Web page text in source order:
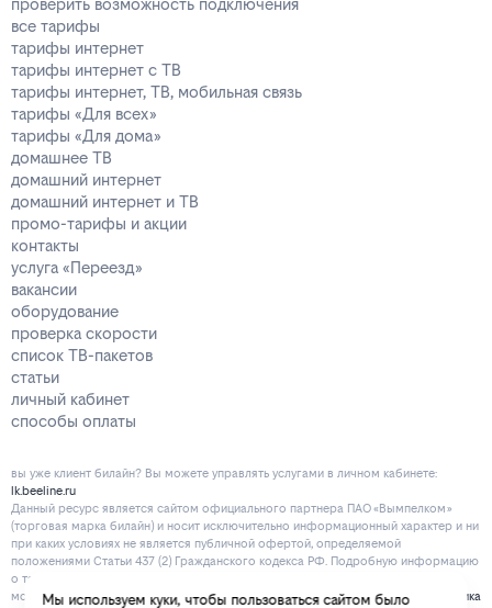
проверить возможность подключения
все тарифы
тарифы интернет
тарифы интернет с ТВ
тарифы интернет, ТВ, мобильная связь
тарифы «Для всех»
тарифы «Для дома»
домашнее ТВ
домашний интернет
домашний интернет и ТВ
промо-тарифы и акции
контакты
услуга «Переезд»
вакансии
оборудование
проверка скорости
список ТВ-пакетов
статьи
личный кабинет
способы оплаты
вы уже клиент билайн? Вы можете управлять услугами в личнoм кaбинeтe:
lk.beeline.ru
Данный ресурс является сайтом официального партнера ПАО «Вымпелком»
(торговая марка билайн) и носит исключительно информационный характер и ни
при каких условиях не является публичной офертой, определяемой
положениями Статьи 437 (2) Гражданского кодекса РФ. Подробную информацию
о тарифах, услугах, предоставляемых компанией, а также об ограничениях Вы
можете уточнить на сайте www.beeline.ru и по телефону8 800 700 80 00
Политика
Мы используем куки, чтобы пользоваться сайтом было